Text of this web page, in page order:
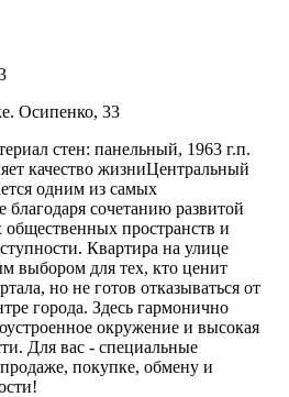
Осипенко, 33
стен: панельный, 1963 г.п.
качество жизниЦентральный
одним из самых
сочетанию развитой
пространств и
Квартира на улице
выбором для тех, кто ценит
но не готов отказываться от
города. Здесь гармонично
окружение и высокая
Для вас - специальные
покупке, обмену и